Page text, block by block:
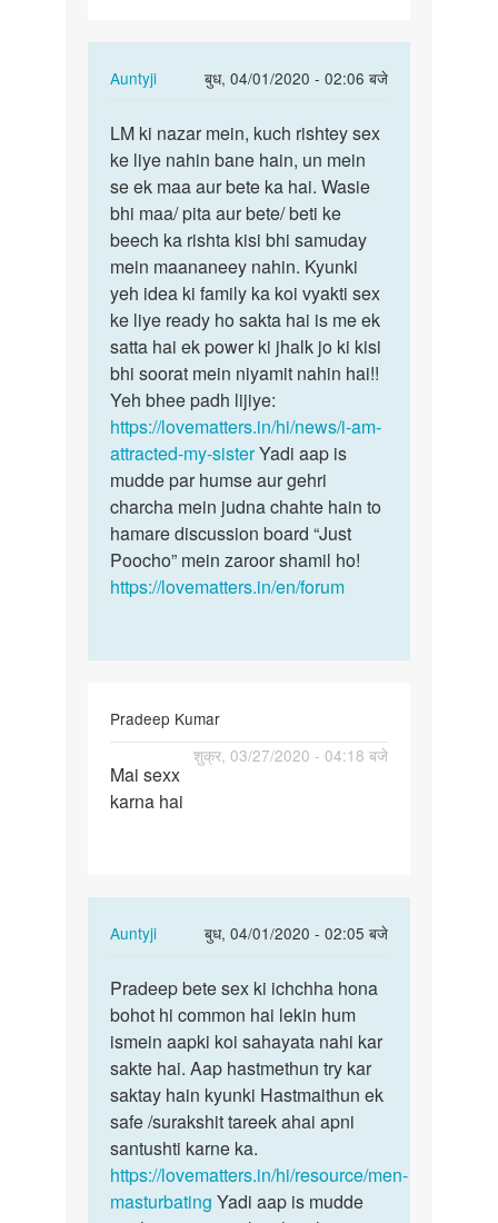
Auntyji
बुध, 04/01/2020 - 02:06 बजे
In
to
Hme
apni
mom
bhut
pasand
h…
by
Danish
LM
ki
nazar
mein,
kuch…
LM ki nazar mein, kuch rishtey sex
ke liye nahin bane hain, un mein
se ek maa aur bete ka hai. Wasie
bhi maa/ pita aur bete/ beti ke
beech ka rishta kisi bhi samuday
mein maananeey nahin. Kyunki
yeh idea ki family ka koi vyakti sex
ke liye ready ho sakta hai is me ek
satta hai ek power ki jhalk jo ki kisi
bhi soorat mein niyamit nahin hai!!
Yeh bhee padh lijiye:
https://lovematters.in/hi/news/i-am-
attracted-my-sisterYadi aap is
mudde par humse aur gehri
charcha mein judna chahte hain to
hamare discussion board “Just
Poocho” mein zaroor shamil ho!
https://lovematters.in/en/forum
Pradeep Kumar
शुक्र, 03/27/2020 - 04:18 बजे
Mai
sexx
Mai sexx
karna hai
Auntyji
बुध, 04/01/2020 - 02:05 बजे
In
to
Mai
sexx
karna
hai
by
Pradeep
Kumar
Pradeep
bete
sex
ki
ichchha…
Pradeep bete sex ki ichchha hona
bohot hi common hai lekin hum
ismein aapki koi sahayata nahi kar
sakte hai. Aap hastmethun try kar
saktay hain kyunki Hastmaithun ek
safe /surakshit tareek ahai apni
santushti karne ka.
https://lovematters.in/hi/resource/men-
masturbating Yadi aap is mudde